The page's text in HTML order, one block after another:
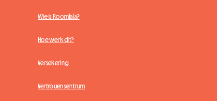
Wie is Roomlala?
Hoe werk dit?
Versekering
Vertrouensentrum